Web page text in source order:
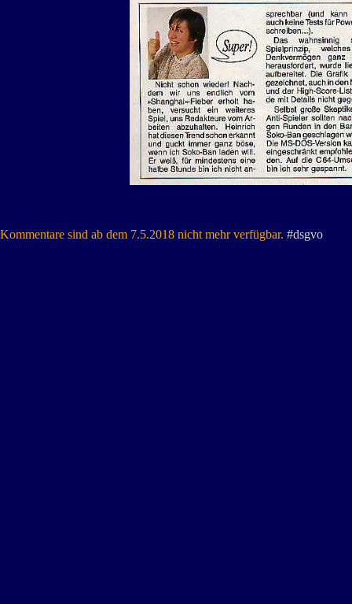
Kommentare sind ab dem 7.5.2018 nicht mehr verfügbar. #dsgvo